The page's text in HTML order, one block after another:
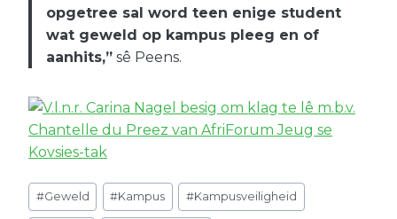
opgetree sal word teen enige student
wat geweld op kampus pleeg en of
aanhits,” sê Peens.
Post
Tags:
#Geweld #Kampus #Kampusveiligheid